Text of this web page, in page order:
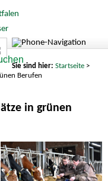
Sie sind hier: Startseite>
Berufen
in grünen